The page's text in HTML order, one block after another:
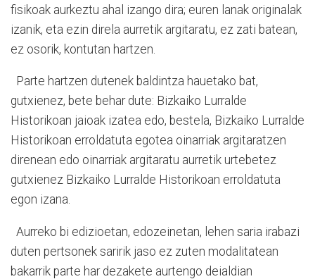
fisikoak aurkeztu ahal izango dira; euren lanak originalak
izanik, eta ezin direla aurretik argitaratu, ez zati batean,
ez osorik, kontutan hartzen.
Parte hartzen dutenek baldintza hauetako bat,
gutxienez, bete behar dute: Bizkaiko Lurralde
Historikoan jaioak izatea edo, bestela, Bizkaiko Lurralde
Historikoan erroldatuta egotea oinarriak argitaratzen
direnean edo oinarriak argitaratu aurretik urtebetez
gutxienez Bizkaiko Lurralde Historikoan erroldatuta
egon izana.
Aurreko bi edizioetan, edozeinetan, lehen saria irabazi
duten pertsonek saririk jaso ez zuten modalitatean
bakarrik parte har dezakete aurtengo deialdian